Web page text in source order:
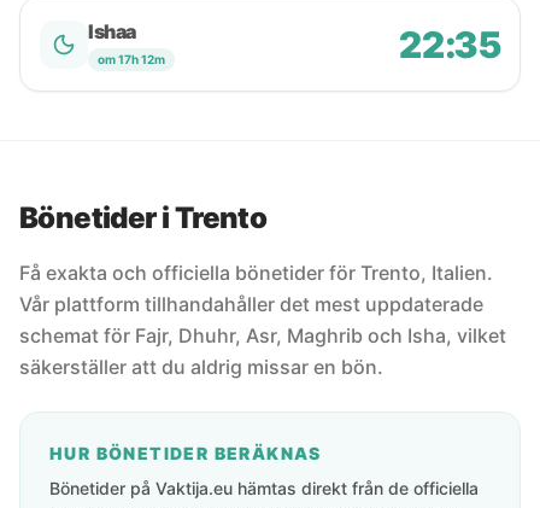
Ishaa
om 17h 12m 22:35
Bönetider i Trento
Få exakta och officiella bönetider för Trento, Italien.
Vår plattform tillhandahåller det mest uppdaterade
schemat för Fajr, Dhuhr, Asr, Maghrib och Isha, vilket
säkerställer att du aldrig missar en bön.
HUR BÖNETIDER BERÄKNAS
Bönetider på Vaktija.eu hämtas direkt från de officiella